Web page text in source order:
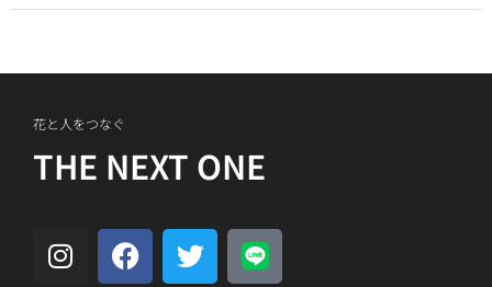
花と人をつなぐ
THE NEXT ONE